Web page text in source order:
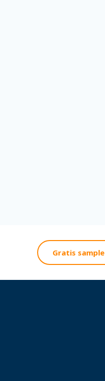
Gratis sample